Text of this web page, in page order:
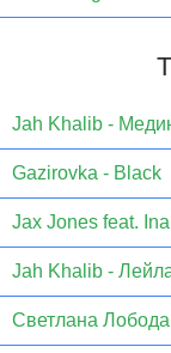
Jаh Khаlib -
Gazirovka - Black
Jax Jones feat.
Jah Khalib -
Светлана